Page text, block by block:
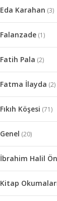
Eda Karahan (3)
Falanzade (1)
Fatih Pala (2)
Fatma İlayda (2)
Fıkıh Köşesi (71)
Genel (20)
İbrahim Halil
Kitap